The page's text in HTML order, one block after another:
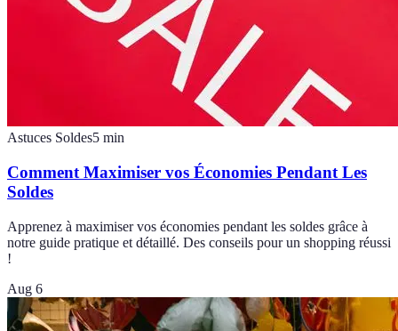
Astuces Soldes5 min
Comment Maximiser vos Économies Pendant Les
Soldes
Apprenez à maximiser vos économies pendant les soldes grâce à
notre guide pratique et détaillé. Des conseils pour un shopping réussi
!
Aug 6